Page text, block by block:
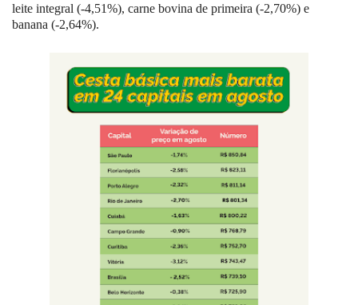
leite integral (-4,51%), carne bovina de primeira (-2,70%) e
banana (-2,64%).